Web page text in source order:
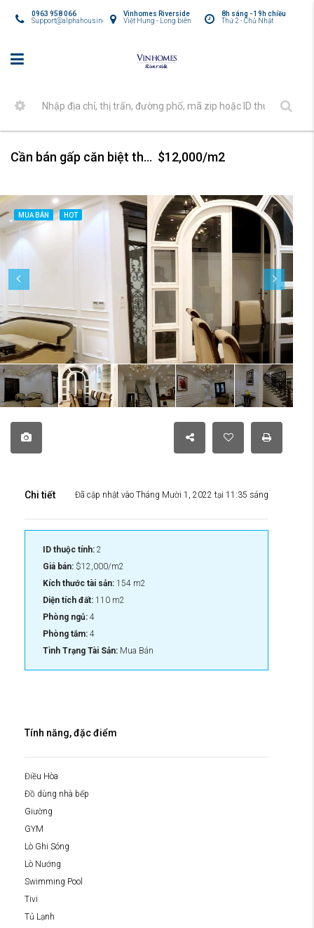
8h sáng - 19h chiều
Thứ 2 - Chủ Nhật
Vinhomes Riverside
Việt Hưng - Long biên
0963 958 066
Support@alphahousing.vn
Cần bán gấp căn biệt thự khu Nguyệt Quế Harmony $12,000/m2
MUA BÁN HOT
Chi tiết Đã cập nhật vào Tháng Mười 1, 2022 tại 11:35 sáng
ID thuộc tính: 2
Giá bán: $12,000/m2
Kích thước tài sản: 154 m2
Diện tích đất: 110 m2
Phòng ngủ: 4
Phòng tắm: 4
Tình Trạng Tài Sản: Mua Bán
Tính năng, đặc điểm
Điều Hòa
Đồ dùng nhà bếp
Giường
GYM
Lò Ghi Sóng
Lò Nướng
Swimming Pool
Tivi
Tủ Lạnh